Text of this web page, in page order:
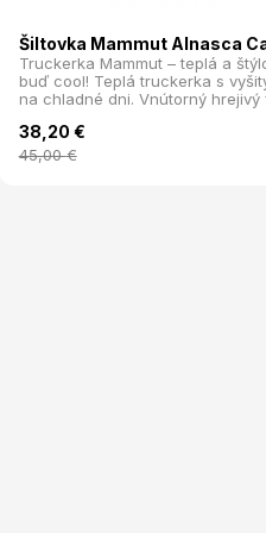
Šiltovka Mammut Alnasca
Truckerka Mammut – teplá a
buď cool! Teplá truckerka s
na chladné dni. Vnútorný
Regulácia veľkosti v zadnej
Materiál: 100% Bavlna; 50%
95
38,20 €
45,00€